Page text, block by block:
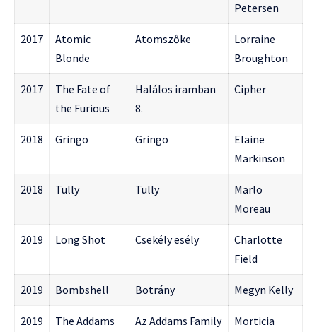
Petersen
2017
Atomic
Blonde
Atomszőke
Lorraine
Broughton
2017
The Fate of
the Furious
Halálos iramban
8.
Cipher
2018 Gringo Gringo
Elaine
Markinson
2018 Tully Tully
Marlo
Moreau
2019 Long Shot Csekély esély
Charlotte
Field
2019 Bombshell Botrány Megyn Kelly
2019
The Addams
Az Addams Family
Morticia